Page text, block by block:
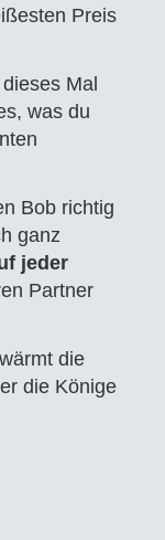
Preis
Mal
was du
Bob richtig
ganz
jeder
Partner
die
die Könige